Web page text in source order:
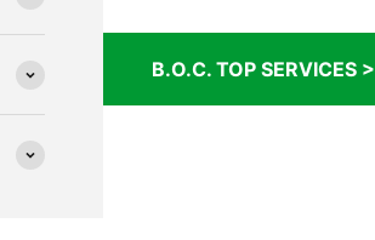
B.O.C. TOP SERVICES >